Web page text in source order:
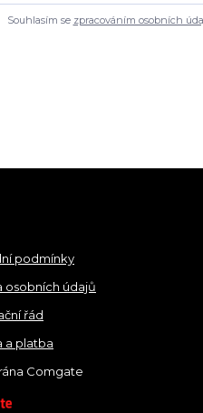
Souhlasím se zpracováním osobních
podmínky
osobních údajů
řád
a platba
Comgate